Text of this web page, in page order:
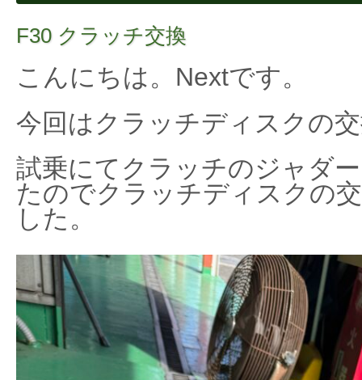
F30 クラッチ交換
こんにちは。Nextです。
今回はクラッチディスクの
試乗にてクラッチのジャダ
たのでクラッチディスクの
した。